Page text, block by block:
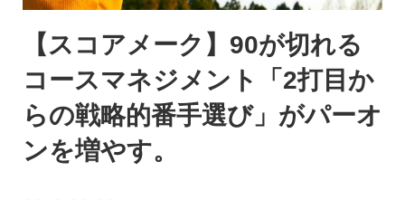
【スコアメーク】90が切れる
コースマネジメント「2打目か
らの戦略的番手選び」がパーオ
ンを増やす。